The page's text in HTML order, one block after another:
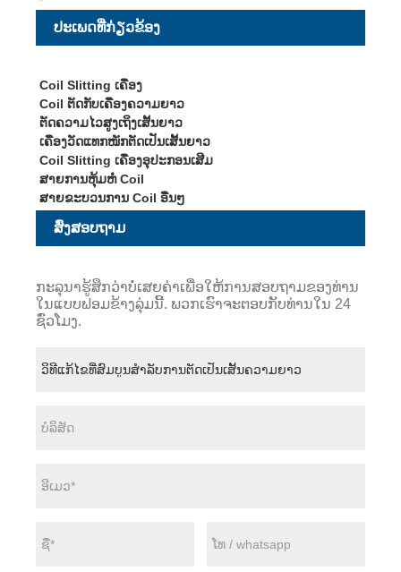
ປະເພດທີ່ກ່ຽວຂ້ອງ
Coil Slitting ເຄື່ອງ
Coil ຕັດກັບເຄື່ອງຄວາມຍາວ
ຕັດຄວາມໄວສູງເຖິງເສັ້ນຍາວ
ເຄື່ອງວັດແທກໜັກຕັດເປັນເສັ້ນຍາວ
Coil Slitting ເຄື່ອງອຸປະກອນເສີມ
ສາຍການຫຸ້ມຫໍ່ Coil
ສາຍຂະບວນການ Coil ອື່ນໆ
ສົ່ງສອບຖາມ
ກະລຸນາຮູ້ສຶກວ່າບໍ່ເສຍຄ່າເພື່ອໃຫ້ການສອບຖາມຂອງທ່ານ
ໃນແບບຟອມຂ້າງລຸ່ມນີ້. ພວກເຮົາຈະຕອບກັບທ່ານໃນ 24
ຊົ່ວໂມງ.